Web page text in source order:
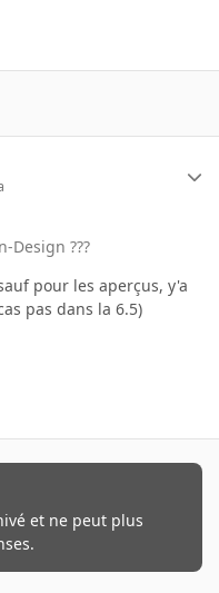
Design ???
pour les aperçus, y'a
pas dans la 6.5)
et ne peut plus